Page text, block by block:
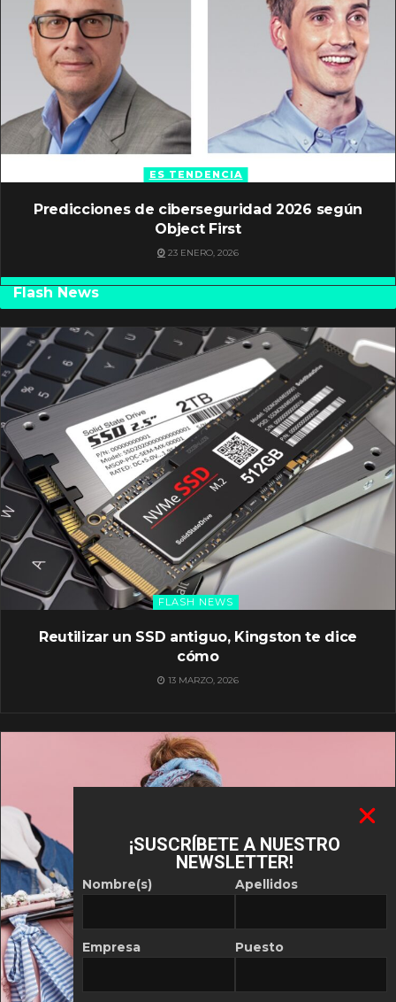
ES TENDENCIA
Predicciones de ciberseguridad 2026 según
Object First
23 ENERO, 2026
Flash News
FLASH NEWS
Reutilizar un SSD antiguo, Kingston te dice
cómo
13 MARZO, 2026
¡SUSCRÍBETE A NUESTRO
NEWSLETTER!
Nombre(s)
Empresa
Apellidos
Puesto